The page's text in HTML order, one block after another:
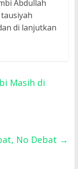
Abdullah
di lanjutkan
Masih di
No Debat →